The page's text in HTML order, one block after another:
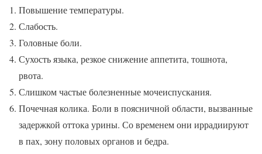
Повышение температуры.
Слабость.
Головные боли.
Сухость языка, резкое снижение аппетита, тошнота,
рвота.
Слишком частые болезненные мочеиспускания.
Почечная колика. Боли в поясничной области, вызванные
задержкой оттока урины. Со временем они иррадиируют
в пах, зону половых органов и бедра.